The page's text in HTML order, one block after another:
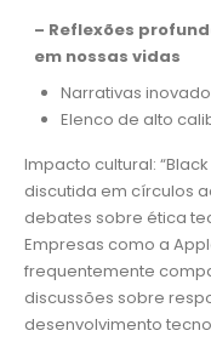
– Reflexões
em nossas vidas
Narrativas
Elenco de alto
Impacto cultural:
discutida em círculos
debates sobre ética
Empresas como a
frequentemente
discussões sobre
desenvolvimento